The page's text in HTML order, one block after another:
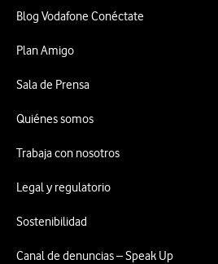
Blog Vodafone Conéctate
Plan Amigo
Sala de Prensa
Quiénes somos
Trabaja con nosotros
Legal y regulatorio
Sostenibilidad
Canal de denuncias – Speak Up